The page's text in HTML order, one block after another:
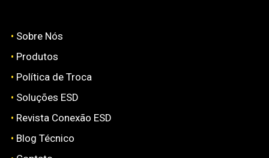
• Sobre Nós
• Produtos
• Política de Troca
• Soluções ESD
• Revista Conexão ESD
• Blog Técnico